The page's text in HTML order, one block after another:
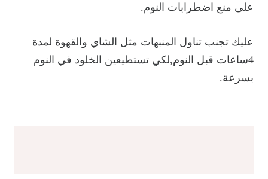
على منع اضطرابات النوم.
عليك تجنب تناول المنبهات مثل الشاي والقهوة لمدة
4ساعات قبل النوم,لكي تستطيعين الخلود في النوم
بسرعة.